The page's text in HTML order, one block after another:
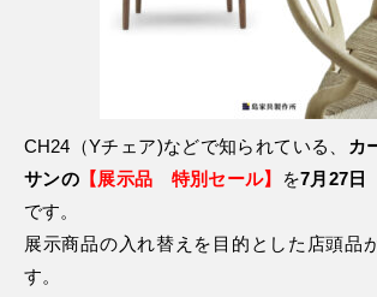
CH24（Yチェア)などで知られている、
カ
サンの 【展示品 特別セール】 を7月27日
です。
展示商品の入れ替えを目的とした店頭品
す。